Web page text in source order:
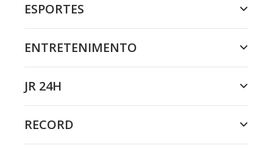
ESPORTES
ENTRETENIMENTO
JR 24H
RECORD